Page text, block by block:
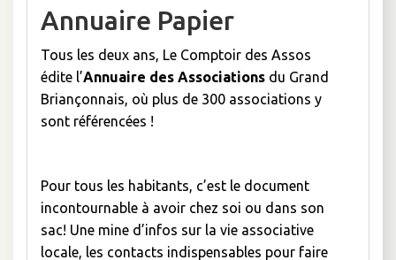
Annuaire Papier
Tous les deux ans, Le Comptoir des Assos
édite l’Annuaire des Associations du Grand
Briançonnais, où plus de 300 associations y
sont référencées !
Pour tous les habitants, c’est le document
incontournable à avoir chez soi ou dans son
sac! Une mine d’infos sur la vie associative
locale, les contacts indispensables pour faire